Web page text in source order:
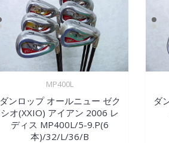
MP400L
ダンロップ オールニュー ゼク
シオ(XXIO) アイアン 2006 レ
ディス MP400L/5-9.P(6
本)/32/L/36/B
ダ